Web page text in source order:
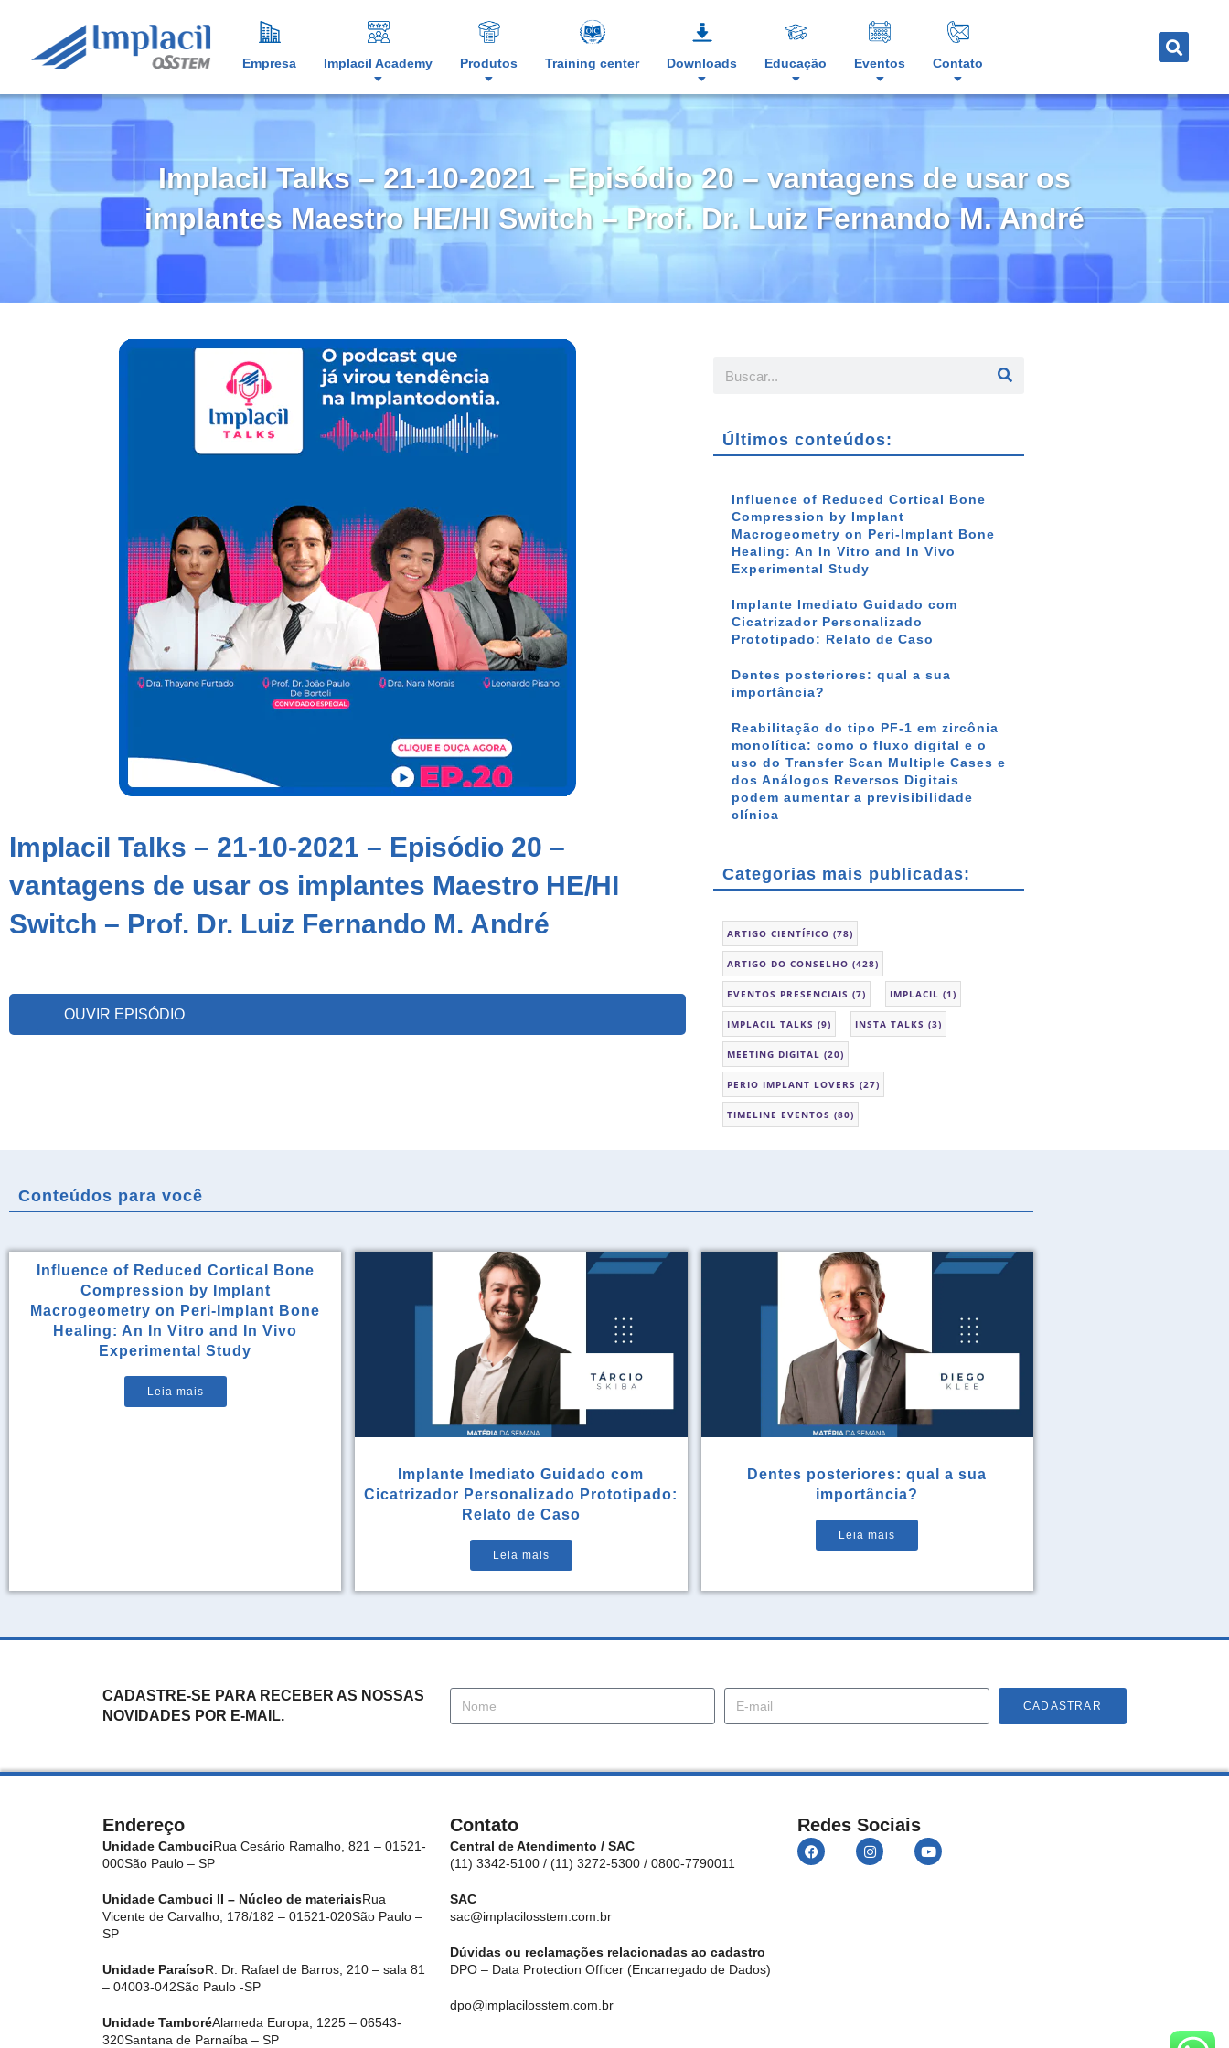
Empresa Implacil Academy Produtos Training center Downloads Educação Eventos Contato
Implacil Talks – 21-10-2021 – Episódio 20 – vantagens de usar os
implantes Maestro HE/HI Switch – Prof. Dr. Luiz Fernando M. André
Implacil Talks – 21-10-2021 – Episódio 20 –
vantagens de usar os implantes Maestro HE/HI
Switch – Prof. Dr. Luiz Fernando M. André
OUVIR EPISÓDIO
Últimos conteúdos:
Influence of Reduced Cortical Bone
Compression by Implant
Macrogeometry on Peri-Implant Bone
Healing: An In Vitro and In Vivo
Experimental Study
Implante Imediato Guidado com
Cicatrizador Personalizado
Prototipado: Relato de Caso
Dentes posteriores: qual a sua
importância?
Reabilitação do tipo PF-1 em zircônia
monolítica: como o fluxo digital e o
uso do Transfer Scan Multiple Cases e
dos Análogos Reversos Digitais
podem aumentar a previsibilidade
clínica
Categorias mais publicadas:
ARTIGO CIENTÍFICO (78)
ARTIGO DO CONSELHO (428)
EVENTOS PRESENCIAIS (7) IMPLACIL (1)
IMPLACIL TALKS (9) INSTA TALKS (3)
MEETING DIGITAL (20)
PERIO IMPLANT LOVERS (27)
TIMELINE EVENTOS (80)
Conteúdos para você
Influence of Reduced Cortical Bone
Compression by Implant
Macrogeometry on Peri-Implant Bone
Healing: An In Vitro and In Vivo
Experimental Study
Leia mais
Implante Imediato Guidado com
Cicatrizador Personalizado Prototipado:
Relato de Caso
Leia mais
Dentes posteriores: qual a sua
importância?
Leia mais
CADASTRE-SE PARA RECEBER AS NOSSAS
NOVIDADES POR E-MAIL.
CADASTRAR
Endereço
Unidade CambuciRua Cesário Ramalho, 821 – 01521-
000São Paulo – SP
Unidade Cambuci II – Núcleo de materiaisRua
Vicente de Carvalho, 178/182 – 01521-020São Paulo –
SP
Unidade ParaísoR. Dr. Rafael de Barros, 210 – sala 81
– 04003-042São Paulo -SP
Unidade TamboréAlameda Europa, 1225 – 06543-
320Santana de Parnaíba – SP
Contato
Central de Atendimento / SAC
(11) 3342-5100 / (11) 3272-5300 / 0800-7790011
SAC
sac@implacilosstem.com.br
Dúvidas ou reclamações relacionadas ao cadastro
DPO – Data Protection Officer (Encarregado de Dados)
dpo@implacilosstem.com.br
Redes Sociais